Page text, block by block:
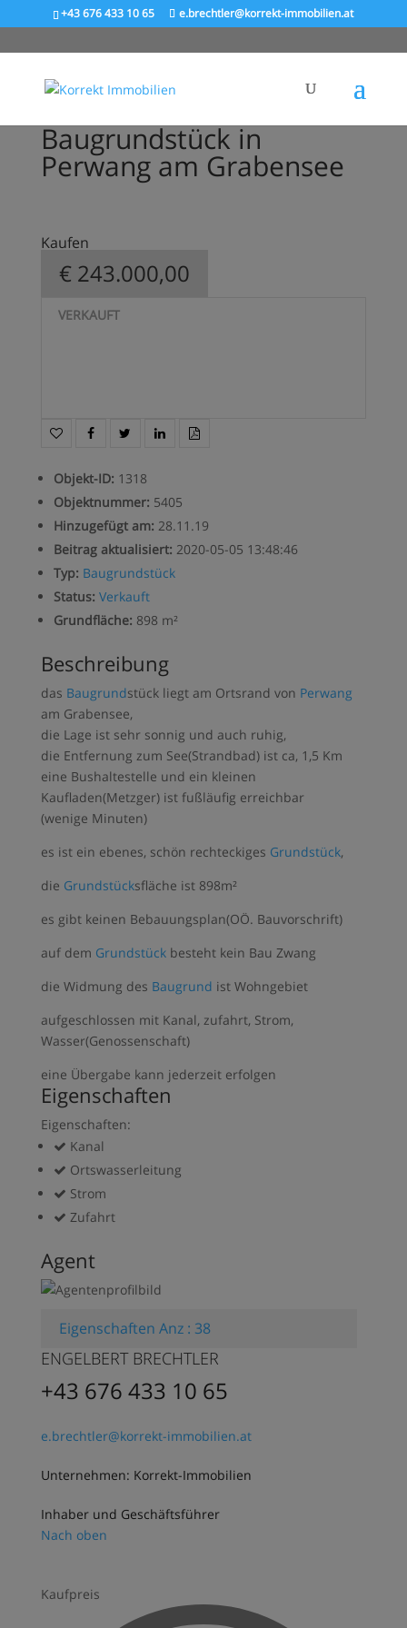
+43 676 433 10 65 e.brechtler@korrekt-immobilien.at
Baugrundstück in
Perwang am Grabensee
Kaufen
€ 243.000,00
VERKAUFT
Objekt-ID: 1318
Objektnummer: 5405
Hinzugefügt am: 28.11.19
Beitrag aktualisiert: 2020-05-05 13:48:46
Typ: Baugrundstück
Status: Verkauft
Grundfläche: 898 m²
Beschreibung
das Baugrundstück liegt am Ortsrand von Perwang
am Grabensee,
die Lage ist sehr sonnig und auch ruhig,
die Entfernung zum See(Strandbad) ist ca, 1,5 Km
eine Bushaltestelle und ein kleinen
Kaufladen(Metzger) ist fußläufig erreichbar
(wenige Minuten)
es ist ein ebenes, schön rechteckiges Grundstück,
die Grundstücksfläche ist 898m²
es gibt keinen Bebauungsplan(OÖ. Bauvorschrift)
auf dem Grundstückbesteht kein Bau Zwang
die Widmung des Baugrund ist Wohngebiet
aufgeschlossen mit Kanal, zufahrt, Strom,
Wasser(Genossenschaft)
eine Übergabe kann jederzeit erfolgen
Eigenschaften
Eigenschaften:
Kanal
Ortswasserleitung
Strom
Zufahrt
Agent
Eigenschaften Anz : 38
ENGELBERT BRECHTLER
+43 676 433 10 65
e.brechtler@korrekt-immobilien.at
Unternehmen: Korrekt-Immobilien
Inhaber und Geschäftsführer
Nach oben
Kaufpreis